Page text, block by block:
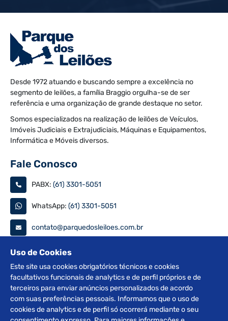
Desde 1972 atuando e buscando sempre a excelência no
segmento de leilões, a família Braggio orgulha-se de ser
referência e uma organização de grande destaque no setor.
Somos especializados na realização de leilões de Veículos,
Imóveis Judiciais e Extrajudiciais, Máquinas e Equipamentos,
Informática e Móveis diversos.
Fale Conosco
PABX: (61) 3301-5051
WhatsApp: (61) 3301-5051
contato@parquedosleiloes.com.br
Consulte seu documento
PESQUISAR
Siga nas redes
Uso de Cookies
Este site usa cookies obrigatórios técnicos e cookies
facultativos funcionais de analytics e de perfil próprios e de
terceiros para enviar anúncios personalizados de acordo
com suas preferências pessoais. Informamos que o uso de
cookies de analytics e de perfil só ocorrerá mediante o seu